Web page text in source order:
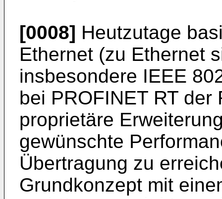
[0008] Heutzutage
Ethernet (zu Ethernet
insbesondere IEEE
bei PROFINET RT
proprietäre
gewünschte
Übertragung zu
Grundkonzept mit